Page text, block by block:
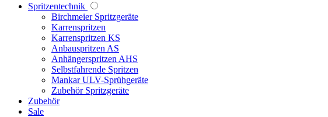
Spritzentechnik
Birchmeier Spritzgeräte
Karrenspritzen
Karrenspritzen KS
Anbauspritzen AS
Anhängerspritzen AHS
Selbstfahrende Spritzen
Mankar ULV-Sprühgeräte
Zubehör Spritzgeräte
Zubehör
Sale